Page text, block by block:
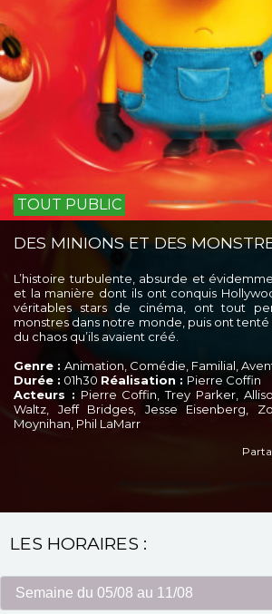
TOUT PUBLIC
DES MINIONS ET DES
L’histoire turbulente, absurde et
et la manière dont ils ont conquis
véritables stars de cinéma, ont tout
monstres dans notre monde, puis ont
du chaos qu’ils avaient créé.
Genre : Animation, Comédie, Familial,
Durée : 01h30 Réalisation : Pierre Coffin
Acteurs : Pierre Coffin, Trey Parker,
Waltz, Jeff Bridges, Jesse Eisenberg,
Moynihan, Phil LaMarr
LES HORAIRES :